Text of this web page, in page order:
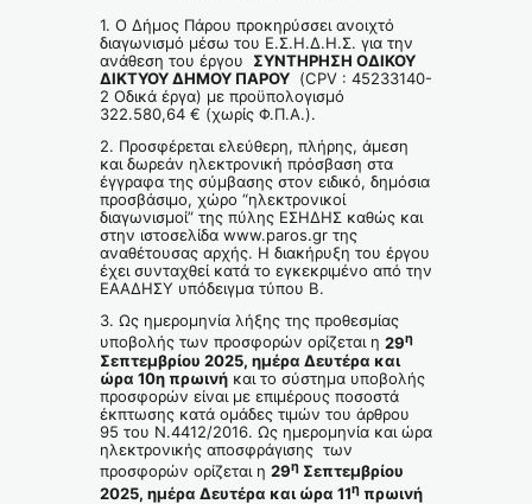
1. Ο Δήμος Πάρου προκηρύσσει ανοιχτό
διαγωνισμό μέσω του Ε.Σ.Η.Δ.Η.Σ. για την
ανάθεση του έργου ΣΥΝΤΗΡΗΣΗ ΟΔΙΚΟΥ
ΔΙΚΤΥΟΥ ΔΗΜΟΥ ΠΑΡΟΥ (CPV : 45233140-
2 Οδικά έργα) με προϋπολογισμό
322.580,64 € (χωρίς Φ.Π.Α.).
2. Προσφέρεται ελεύθερη, πλήρης, άμεση
και δωρεάν ηλεκτρονική πρόσβαση στα
έγγραφα της σύμβασης στον ειδικό, δημόσια
προσβάσιμο, χώρο “ηλεκτρονικοί
διαγωνισμοί” της πύλης ΕΣΗΔΗΣ καθώς και
στην ιστοσελίδα www.paros.gr της
αναθέτουσας αρχής. Η διακήρυξη του έργου
έχει συνταχθεί κατά το εγκεκριμένο από την
ΕΑΑΔΗΣΥ υπόδειγμα τύπου Β.
3. Ως ημερομηνία λήξης της προθεσμίας
υποβολής των προσφορών ορίζεται η 29η
Σεπτεμβρίου 2025, ημέρα Δευτέρα και
ώρα 10η πρωινή και το σύστημα υποβολής
προσφορών είναι με επιμέρους ποσοστά
έκπτωσης κατά ομάδες τιμών του άρθρου
95 του Ν.4412/2016. Ως ημερομηνία και ώρα
ηλεκτρονικής αποσφράγισης των
προσφορών ορίζεται η 29η Σεπτεμβρίου
2025, ημέρα Δευτέρα και ώρα 11η πρωινή